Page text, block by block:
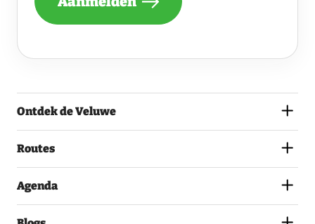
ONTVANGEN
EN
HET
Ontdek de Veluwe
Routes
Agenda